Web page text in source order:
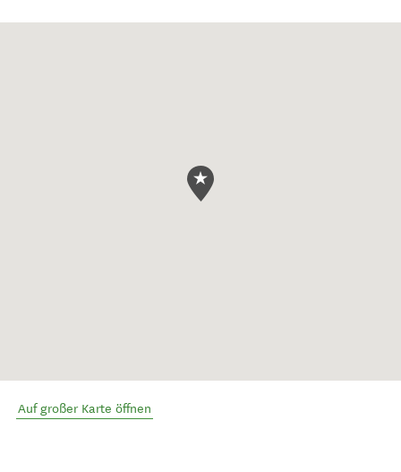
Auf großer Karte öffnen